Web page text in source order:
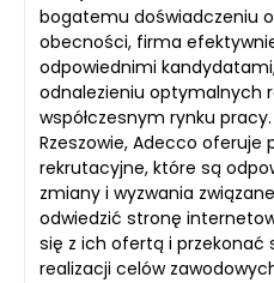
bogatemu doświadczeniu
obecności, firma
odpowiednimi
odnalezieniu optymalnych
współczesnym rynku
Rzeszowie, Adecco oferuje
rekrutacyjne, które są
zmiany i wyzwania
odwiedzić stronę
się z ich ofertą i przekonać
realizacji celów